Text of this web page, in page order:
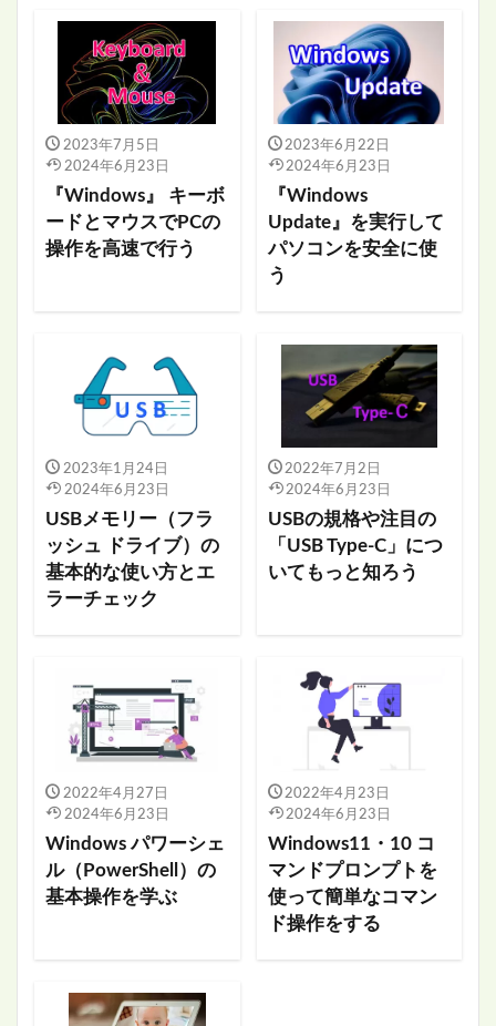
2023年7月5日
2024年6月23日
『Windows』 キーボ
ードとマウスでPCの
操作を高速で行う
2023年6月22日
2024年6月23日
『Windows
Update』を実行して
パソコンを安全に使
う
2023年1月24日
2024年6月23日
USBメモリー（フラ
ッシュ ドライブ）の
基本的な使い方とエ
ラーチェック
2022年7月2日
2024年6月23日
USBの規格や注目の
「USB Type-C」につ
いてもっと知ろう
2022年4月27日
2024年6月23日
Windows パワーシェ
ル（PowerShell）の
基本操作を学ぶ
2022年4月23日
2024年6月23日
Windows11・10 コ
マンドプロンプトを
使って簡単なコマン
ド操作をする